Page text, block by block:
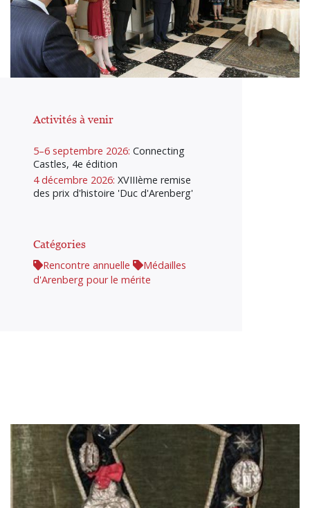
Activités à venir
5–6 septembre 2026: Connecting
Castles, 4e édition
4 décembre 2026: XVIIIème remise
des prix d'histoire 'Duc d'Arenberg'
Catégories
Rencontre annuelle
Médailles
d'Arenberg pour le mérite
Image